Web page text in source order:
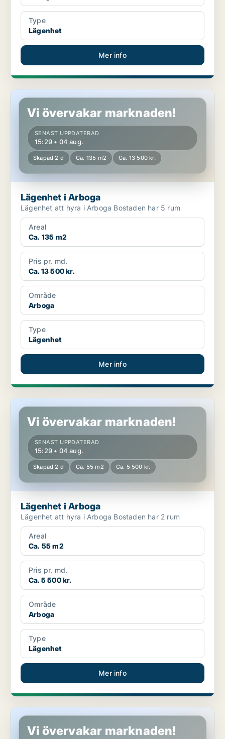
Type
Lägenhet
Mer info
Lägenhet i Arboga
Vi övervakar marknaden!
SENAST UPPDATERAD
15:29 • 04 aug.
Skapad 2 d Ca. 135 m2 Ca. 13 500 kr.
Lägenhet i Arboga
Lägenhet att hyra i Arboga Bostaden har 5 rum
Areal
Ca. 135 m2
Pris pr. md.
Ca. 13 500 kr.
Område
Arboga
Type
Lägenhet
Mer info
Lägenhet i Arboga
Vi övervakar marknaden!
SENAST UPPDATERAD
15:29 • 04 aug.
Skapad 2 d Ca. 55 m2 Ca. 5 500 kr.
Lägenhet i Arboga
Lägenhet att hyra i Arboga Bostaden har 2 rum
Areal
Ca. 55 m2
Pris pr. md.
Ca. 5 500 kr.
Område
Arboga
Type
Lägenhet
Mer info
Lägenhet i Arboga
Vi övervakar marknaden!